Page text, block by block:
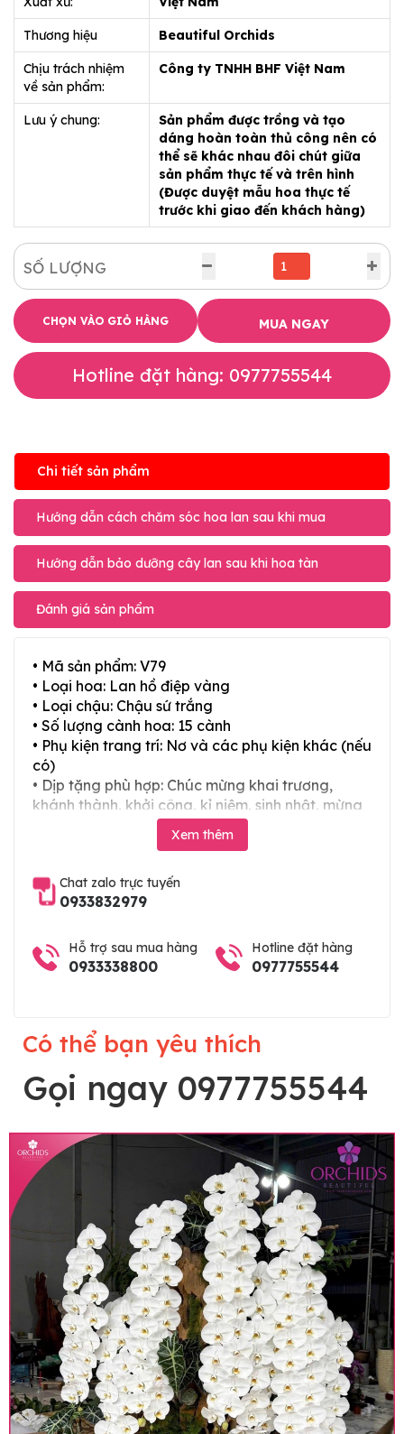
Thương hiệu Beautiful Orchids
Chịu trách nhiệm
về sản phẩm:
Công ty TNHH BHF Việt Nam
Lưu ý chung:
Sản phẩm được trồng và tạo
dáng hoàn toàn thủ công nên có
thể sẽ khác nhau đôi chút giữa
sản phẩm thực tế và trên hình
(Được duyệt mẫu hoa thực tế
trước khi giao đến khách hàng)
SỐ LƯỢNG
CHỌN VÀO GIỎ HÀNG MUA NGAY
Hotline đặt hàng: 0977755544
Chi tiết sản phẩm
Hướng dẫn cách chăm sóc hoa lan sau khi mua
Hướng dẫn bảo dưỡng cây lan sau khi hoa tàn
Đánh giá sản phẩm
• Mã sản phẩm: V79
• Loại hoa: Lan hồ điệp vàng
• Loại chậu: Chậu sứ trắng
• Số lượng cành hoa: 15 cành
• Phụ kiện trang trí: Nơ và các phụ kiện khác (nếu
có)
• Dịp tặng phù hợp: Chúc mừng khai trương,
khánh thành, khởi công, kỉ niệm, sinh nhật, mừng
thọ, mừng cưới, tân gia và các ngày lễ tết trong
Lưu ý trước khi đặt hàng
• Về cây hoa: Một chậu hoa lan hồ điệp đẹp và
hoàn chỉnh sẽ được phối ghép từ nhiều cây hoa
và tạo dáng hoàn toàn thủ công nên có thể sẽ
khác nhau đôi chút giữa sản phẩm thực tế và
Xem thêm
Chat zalo trực tuyến
0933832979
Hỗ trợ sau mua hàng
0933338800
Hotline đặt hàng
0977755544
Có thể bạn yêu thích
Gọi ngay 0977755544